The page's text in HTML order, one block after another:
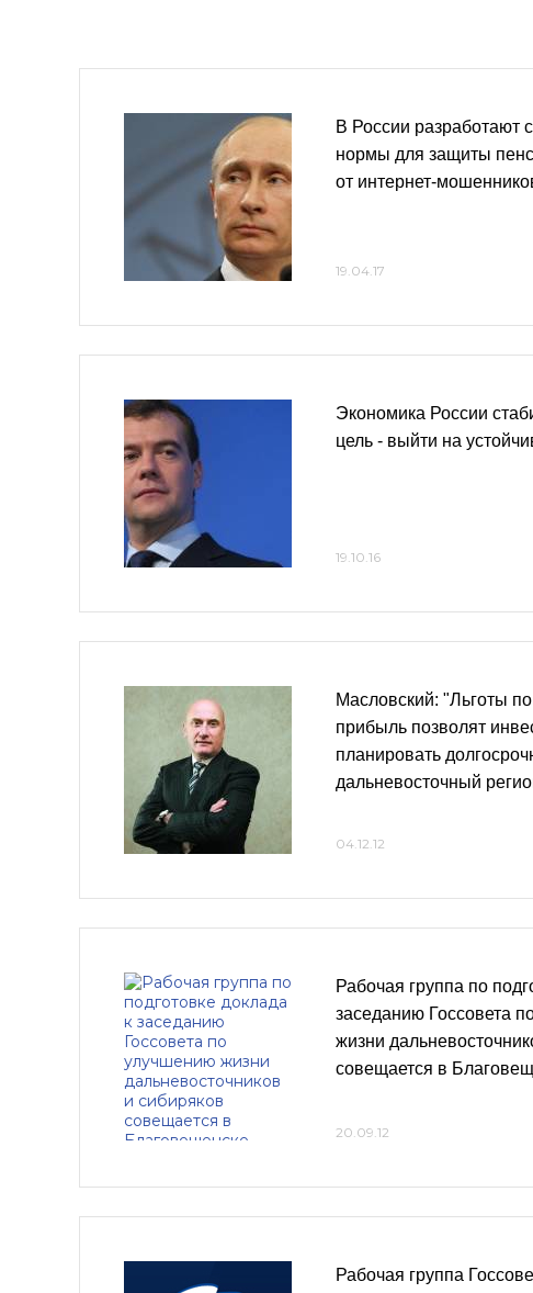
В России разработают
нормы для защиты
от интернет-
19.04.17
Экономика России
цель - выйти на
19.10.16
Масловский: "Льготы
прибыль позволят
планировать
дальневосточный
04.12.12
Рабочая группа по
заседанию Госсовета
жизни
совещается в
20.09.12
Рабочая группа